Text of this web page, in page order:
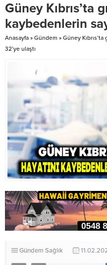
Dünya Çiftçiler Günü dolayısıyla
mesaj yayımlayarak çiftçilerin
gününü kutladı ve tarımın
desteklenmesi, ülkelerin...
Güney Kıbrıs’ta
kaybedenlerin
Anasayfa » Gündem » Güney
32’ye ulaştı
Gündem Sağlık